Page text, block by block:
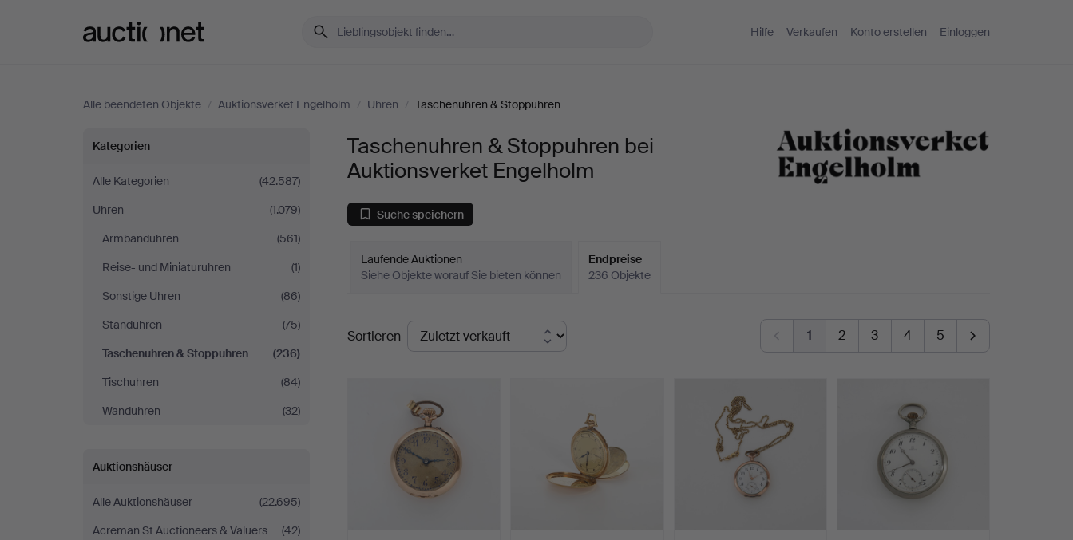
Hilfe Verkaufen Konto erstellen Einloggen
Alle beendeten Objekte / Auktionsverket Engelholm / Uhren / Taschenuhren & Stoppuhren
Taschenuhren
&
Stoppuhren
bei
Auktionsverket
Engelholm
Kategorien
Alle Kategorien
(42.587)
Uhren
(1.079)
Armbanduhren
(561)
Reise- und Miniaturuhren
(1)
Sonstige Uhren
(86)
Standuhren
(75)
Taschenuhren & Stoppuhren
(236)
Tischuhren
(84)
Wanduhren
(32)
Auktionshäuser
Alle Auktionshäuser
(22.695)
Acreman St Auctioneers & Valuers
(42)
Taschenuhren & Stoppuhren bei
Auktionsverket Engelholm
Suche speichern
Laufende Auktionen
Siehe Objekte worauf Sie bieten können
Endpreise
236 Objekte
Endpreise
Sortieren 1 2 3 4 5